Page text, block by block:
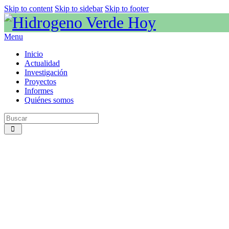
Skip to content Skip to sidebar Skip to footer
Menu
Inicio
Actualidad
Investigación
Proyectos
Informes
Quiénes somos